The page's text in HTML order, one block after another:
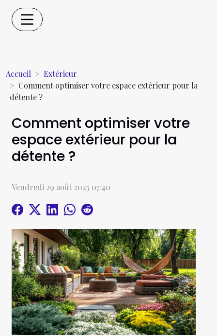
Accueil
Extérieur
Comment optimiser votre espace extérieur pour la
détente ?
Comment optimiser votre
espace extérieur pour la
détente ?
Vendredi 29 août 2025 07:40